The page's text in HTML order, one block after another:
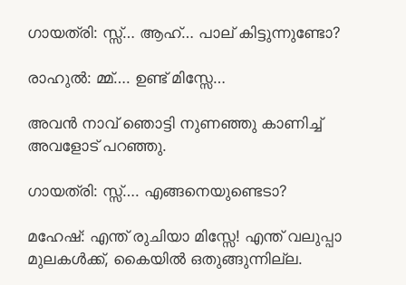
ഗായത്രി: സ്സ്‌… ആഹ്… പാല് കിട്ടുന്നുണ്ടോ?
രാഹുൽ: മ്മ്…. ഉണ്ട് മിസ്സേ…
അവൻ നാവ് ഞൊട്ടി നുണഞ്ഞു കാണിച്ച്
അവളോട് പറഞ്ഞു.
ഗായത്രി: സ്സ്‌…. എങ്ങനെയുണ്ടെടാ?
മഹേഷ്‌: എന്ത് രുചിയാ മിസ്സേ! എന്ത് വലുപ്പാ
മുലകൾക്ക്, കൈയിൽ ഒതുങ്ങുന്നില്ല.